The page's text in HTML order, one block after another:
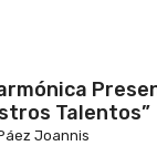
Talentos”
Joannis